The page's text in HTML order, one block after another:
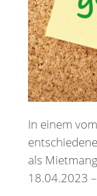
In einem
als
18.04.2023